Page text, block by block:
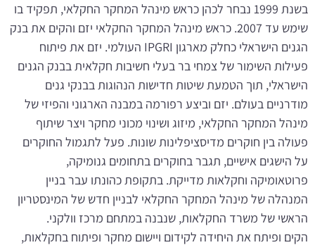
בשנת 1999 נבחר לכהן כראש מינהל המחקר החקלאי, תפקיד בו
שימש עד 2007. כראש מינהל המחקר החקלאי יזם והקים את בנק
הגנים הישראלי כחלק מארגון IPGRI העולמי. יזם את פיתוח
פעילות השימור של צמחי בר בעלי חשיבות חקלאית בבנק הגנים
הישראלי, תוך הטמעת שיטות חדישות הנהוגות בבנקי גנים
מודרניים בעולם. יזם וביצע רפורמה במבנה הארגוני והפיזי של
מינהל המחקר החקלאי, מיזוג ושינוי מכוני מחקר ויצר שיתוף
פעולה בין חוקרים מדיסציפלינות שונות. פעל לתגמול החוקרים
על הישגים אישיים, תגבר בחוקרים בתחומים גנומיקה,
פרוטאומיקה וחקלאות מדייקת. בתקופת כהונתו עבר בניין
המנהלה של מינהל המחקר החקלאי לבניין חדש של המינסטריון
הראשי של משרד החקלאות, שנבנה במתחם מרכז וולקני.
הקים ופיתח את היחידה לקידום ויישום מחקר ופיתוח בחקלאות,